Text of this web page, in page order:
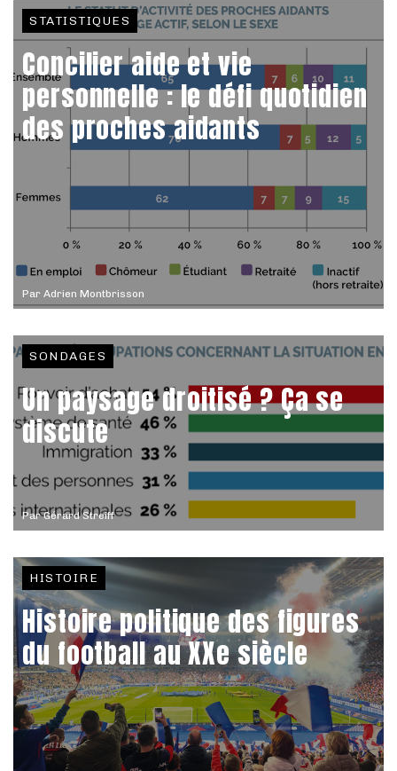
Par Adrien Montbrisson
STATISTIQUES
Concilier aide et vie
personnelle : le défi quotidien
des proches aidants
ParGérard Streiff
SONDAGES
Un paysage droitisé ? Ça se
discute
HISTOIRE
Histoire politique des figures
du football au XXe siècle